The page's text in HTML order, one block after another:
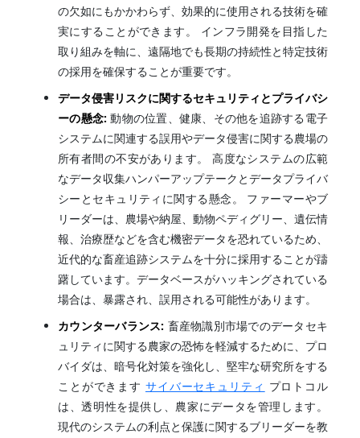
の欠如にもかかわらず、効果的に使用される技術を確
実にすることができます。 インフラ開発を目指した
取り組みを軸に、遠隔地でも長期の持続性と特定技術
の採用を確保することが重要です。
データ侵害リスクに関するセキュリティとプライバシ
ーの懸念: 動物の位置、健康、その他を追跡する電子
システムに関連する誤用やデータ侵害に関する農場の
所有者間の不安があります。 高度なシステムの広範
なデータ収集ハンパーアップテークとデータプライバ
シーとセキュリティに関する懸念。 ファーマーやブ
リーダーは、農場や納屋、動物ペディグリー、遺伝情
報、治療歴などを含む機密データを恐れているため、
近代的な畜産追跡システムを十分に採用することが躊
躇しています。データベースがハッキングされている
場合は、暴露され、誤用される可能性があります。
カウンターバランス: 畜産物識別市場でのデータセキ
ュリティに関する農家の恐怖を軽減するために、プロ
バイダは、暗号化対策を強化し、堅牢な研究所をする
ことができます サイバーセキュリティ プロトコル
は、透明性を提供し、農家にデータを管理します。
現代のシステムの利点と保護に関するブリーダーを教